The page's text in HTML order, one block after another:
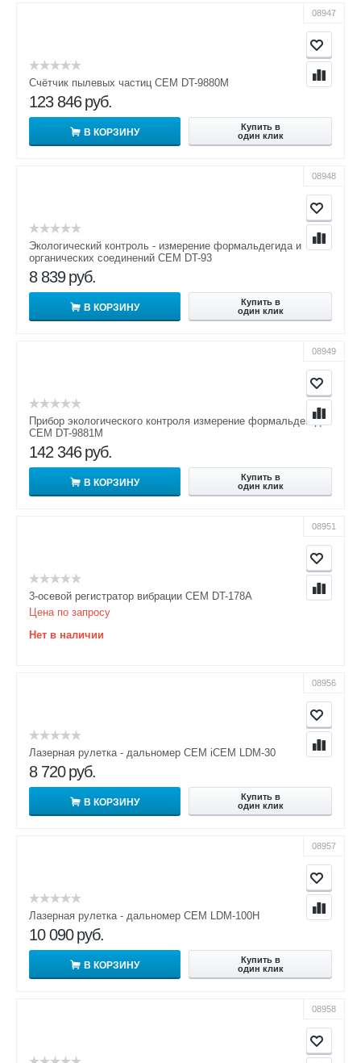
08947
Счётчик пылевых частиц CEM DT-9880M
123 846 руб.
В КОРЗИНУ
Купить в
один клик
08948
Экологический контроль - измерение формальдегида и
органических соединений CEM DT-93
8 839 руб.
В КОРЗИНУ
Купить в
один клик
08949
Прибор экологического контроля измерение формальдегида
CEM DT-9881M
142 346 руб.
В КОРЗИНУ
Купить в
один клик
08951
3-осевой регистратор вибрации CEM DT-178A
Цена по запросу
Нет в наличии
08956
Лазерная рулетка - дальномер CEM iCEM LDM-30
8 720 руб.
В КОРЗИНУ
Купить в
один клик
08957
Лазерная рулетка - дальномер CEM LDM-100H
10 090 руб.
В КОРЗИНУ
Купить в
один клик
08958